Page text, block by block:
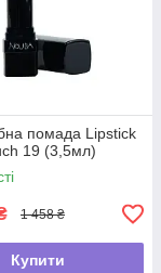
помада Lipstick
19 (3,5мл)
1 458 ₴
Купити